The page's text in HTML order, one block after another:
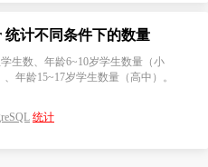
统计不同条件下的数量
生数、年龄6~10岁学生数量（小
年龄15~17岁学生数量（高中）。
统计